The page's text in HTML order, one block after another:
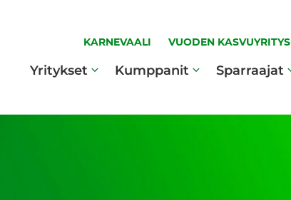
KARNEVAALI VUODEN KASVUYRITYS
Yritykset Kumppanit Sparraajat